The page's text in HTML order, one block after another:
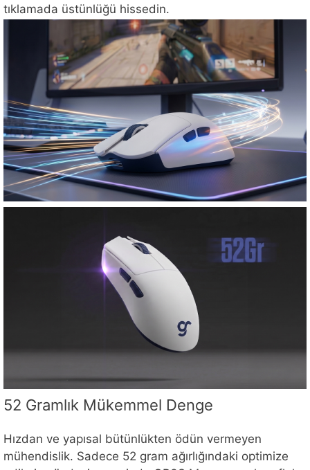
tıklamada üstünlüğü hissedin.
52 Gramlık Mükemmel Denge
Hızdan ve yapısal bütünlükten ödün vermeyen
mühendislik. Sadece 52 gram ağırlığındaki optimize